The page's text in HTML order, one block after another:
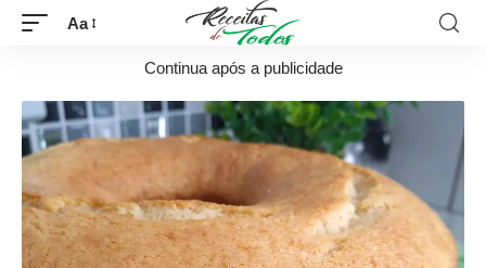
Aa
Continua após a publicidade